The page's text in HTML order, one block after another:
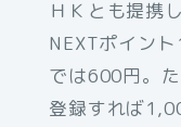
ＨＫとも提携
NEXTポイン
では600円。
登録すれば